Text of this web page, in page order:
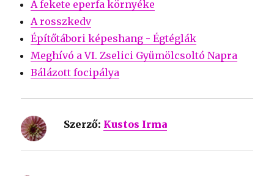
A fekete eperfa környéke
A rosszkedv
Építőtábori képeshang - Égtéglák
Meghívó a VI. Zselici Gyümölcsoltó Napra
Bálázott focipálya
Szerző: Kustos Irma